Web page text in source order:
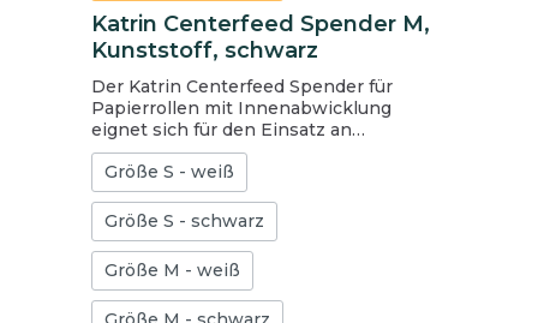
Katrin Centerfeed Spender M,
Kunststoff, schwarz
Der Katrin Centerfeed Spender für
Papierrollen mit Innenabwicklung
eignet sich für den Einsatz an
Arbeitsplätzen und in Waschräumen.
Verfügbar in 2 Größen: S und M
Bedarfsgerechte, einhändige Entnahme
des Papiers. Leichtes Abreißen des
Papiers dank Abrisskanten im Vorder-
und Seitenbereich des Spenders.
Sichere Entnahme des Papiers durch
nach innen gerichtete Abrisskanten.
Größe S - weiß
Größe S - schwarz
Größe M - weiß